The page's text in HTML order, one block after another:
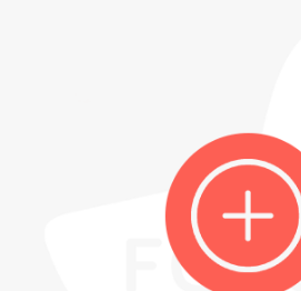
Blog
Partner
Kontakt